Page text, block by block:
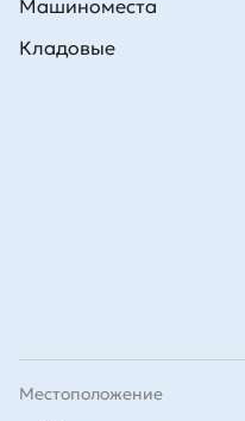
Машиноместа
Кладовые
Местоположение